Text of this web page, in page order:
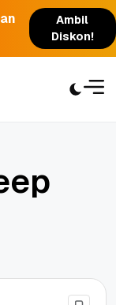
Ambil
Diskon!
ep